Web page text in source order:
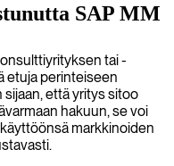
SAP MM
tai -
etuja perinteiseen
että yritys sitoo
hakuun, se voi
markkinoiden